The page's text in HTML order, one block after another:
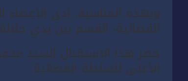
وبهذه المناسبة، أدى
القضائية، القسم بين يدي
حضر هذا الاستقبال السيد
الأعلى للسلطة القضائية.